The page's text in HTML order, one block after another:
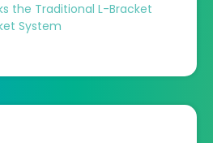
the Traditional L-Bracket
System